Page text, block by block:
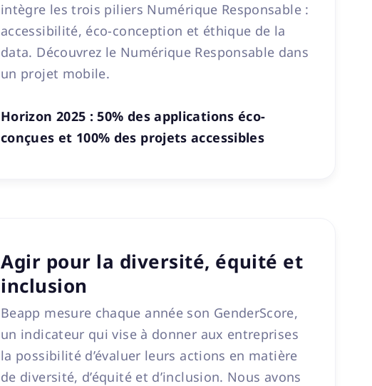
intègre les trois piliers Numérique Responsable :
accessibilité, éco-conception et éthique de la
data. Découvrez le Numérique Responsable dans
un projet mobile.
Horizon 2025 : 50% des applications éco-
conçues et 100% des projets accessibles
Agir pour la diversité, équité et
inclusion
Beapp mesure chaque année son GenderScore,
un indicateur qui vise à donner aux entreprises
la possibilité d’évaluer leurs actions en matière
de diversité, d’équité et d’inclusion. Nous avons